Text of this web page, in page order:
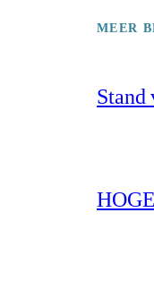
MEER
Stand